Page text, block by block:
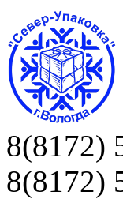
8(8172)
8(8172)